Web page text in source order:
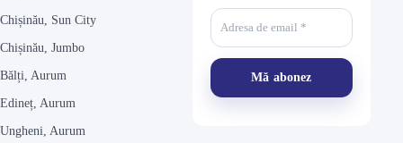
Chișinău, Sun City
Chișinău, Jumbo
Bălți, Aurum
Edineț, Aurum
Ungheni, Aurum